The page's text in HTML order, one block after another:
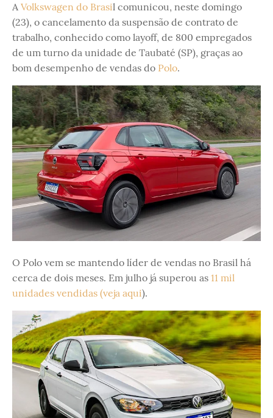
A Volkswagen do Brasil comunicou, neste domingo
(23), o cancelamento da suspensão de contrato de
trabalho, conhecido como layoff, de 800 empregados
de um turno da unidade de Taubaté (SP), graças ao
bom desempenho de vendas do Polo.
O Polo vem se mantendo líder de vendas no Brasil há
cerca de dois meses. Em julho já superou as 11 mil
unidades vendidas (veja aqui).